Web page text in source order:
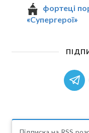
фортеці
«Супергерої»